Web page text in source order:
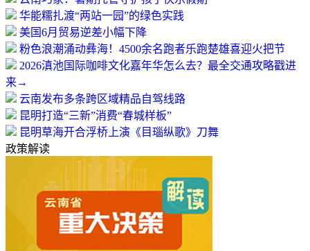
华能糯扎渡“两站一园”的绿色实践
美国6月贸易逆差小幅下降
粉色浪潮涌动彝海！4500余名跑者乐跑楚雄喜迎火把节
2026滇池国际咖啡文化嘉年华怎么去？最全交通攻略戳进
来→
云南发布多条跨区域精品自驾线路
昆明打造“三新”消费“春城样板”
昆明草海开合浮桥上演《目瑙纵歌》刀舞
政策解读